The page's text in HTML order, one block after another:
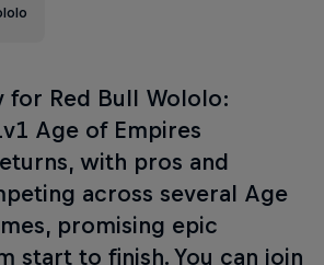
for Red Bull Wololo:
Age of Empires
with pros and
across several Age
promising epic
start to finish. You can join